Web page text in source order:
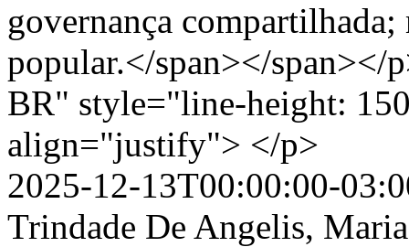
governança
popular.</span></span></
BR" style="line-height:
align="justify"> </p>
2025-12-13T00:00:00-
Trindade De Angelis,